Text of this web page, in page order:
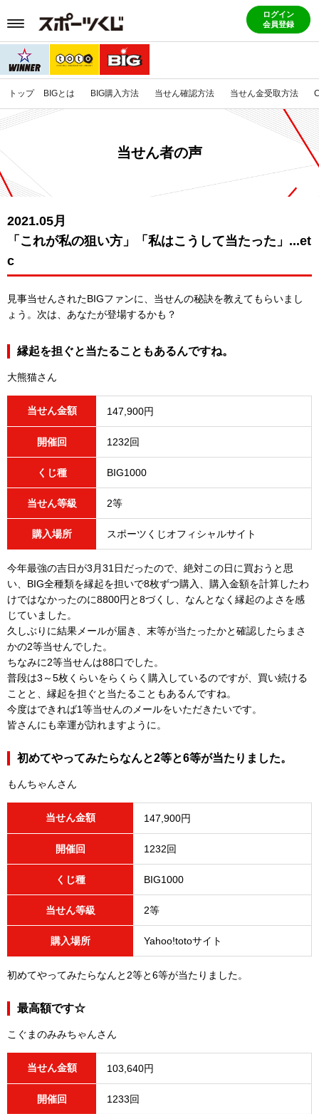
ログイン
会員登録
トップ BIGとは BIG購入方法 当せん確認方法 当せん金受取方法
当せん者の声
2021.05月
「これが私の狙い方」「私はこうして当たった」...et
c
見事当せんされたBIGファンに、当せんの秘訣を教えてもらいまし
ょう。 次は、あなたが登場するかも？
縁起を担ぐと当たることもあるんですね。
大熊猫さん
当せん金額 147,900円
開催回 1232回
くじ種 BIG1000
当せん等級 2等
購入場所 スポーツくじオフィシャルサイト
今年最強の吉日が3月31日だったので、絶対この日に買おうと思
い、BIG全種類を縁起を担いで8枚ずつ購入、購入金額を計算したわ
けではなかったのに8800円と8づくし、なんとなく縁起のよさを感
じていました。
久しぶりに結果メールが届き、末等が当たったかと確認したらまさ
かの2等当せんでした。
ちなみに2等当せんは88口でした。
普段は3～5枚くらいをらくらく購入しているのですが、買い続ける
ことと、縁起を担ぐと当たることもあるんですね。
今度はできれば1等当せんのメールをいただきたいです。
皆さんにも幸運が訪れますように。
初めてやってみたらなんと2等と6等が当たりました。
もんちゃんさん
当せん金額 147,900円
開催回 1232回
くじ種 BIG1000
当せん等級 2等
購入場所 Yahoo!totoサイト
初めてやってみたらなんと2等と6等が当たりました。
最高額です☆
こぐまのみみちゃんさん
当せん金額 103,640円
開催回 1233回